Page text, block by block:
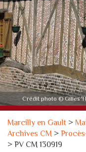
Crédit photo © Gilles
Marcilly en Gault >
Archives CM >
>PV CM 130919